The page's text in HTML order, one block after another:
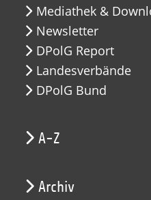
Mediathek &
Newsletter
DPolG Report
Landesverbände
DPolG Bund
A-Z
Archiv